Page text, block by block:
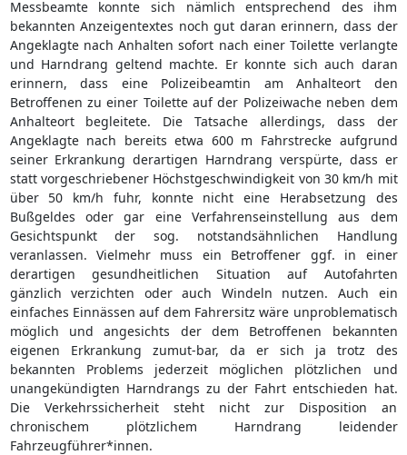
Messbeamte konnte sich nämlich entsprechend des ihm
bekannten Anzeigentextes noch gut daran erinnern, dass der
Angeklagte nach Anhalten sofort nach einer Toilette verlangte
und Harndrang geltend machte. Er konnte sich auch daran
erinnern, dass eine Polizeibeamtin am Anhalteort den
Betroffenen zu einer Toilette auf der Polizeiwache neben dem
Anhalteort begleitete. Die Tatsache allerdings, dass der
Angeklagte nach bereits etwa 600 m Fahrstrecke aufgrund
seiner Erkrankung derartigen Harndrang verspürte, dass er
statt vorgeschriebener Höchstgeschwindigkeit von 30 km/h mit
über 50 km/h fuhr, konnte nicht eine Herabsetzung des
Bußgeldes oder gar eine Verfahrenseinstellung aus dem
Gesichtspunkt der sog. notstandsähnlichen Handlung
veranlassen. Vielmehr muss ein Betroffener ggf. in einer
derartigen gesundheitlichen Situation auf Autofahrten
gänzlich verzichten oder auch Windeln nutzen. Auch ein
einfaches Einnässen auf dem Fahrersitz wäre unproblematisch
möglich und angesichts der dem Betroffenen bekannten
eigenen Erkrankung zumut-bar, da er sich ja trotz des
bekannten Problems jederzeit möglichen plötzlichen und
unangekündigten Harndrangs zu der Fahrt entschieden hat.
Die Verkehrssicherheit steht nicht zur Disposition an
chronischem plötzlichem Harndrang leidender
Fahrzeugführer*innen.